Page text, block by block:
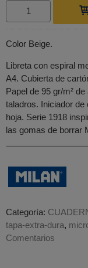
Color Beige.
Libreta con espiral
A4. Cubierta de
Papel de 95 gr/m²
taladros. Iniciador
hoja. Serie 1918
las gomas de borrar
Categoría:
tapa-extra-dura
Comentarios